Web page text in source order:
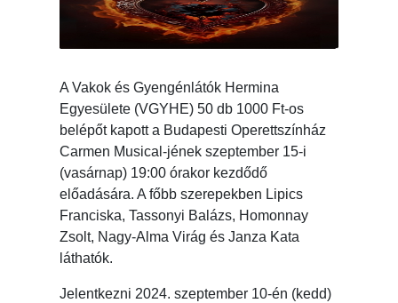
A Vakok és Gyengénlátók Hermina
Egyesülete (VGYHE) 50 db 1000 Ft-os
belépőt kapott a Budapesti Operettszínház
Carmen Musical-jének szeptember 15-i
(vasárnap) 19:00 órakor kezdődő
előadására. A főbb szerepekben Lipics
Franciska, Tassonyi Balázs, Homonnay
Zsolt, Nagy-Alma Virág és Janza Kata
láthatók.
Jelentkezni 2024. szeptember 10-én (kedd)